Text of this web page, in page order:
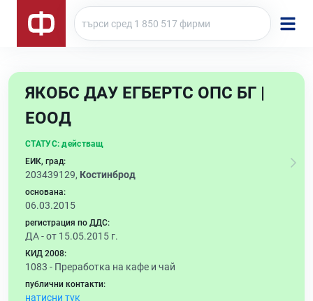
ЯКОБС ДАУ ЕГБЕРТС ОПС БГ |
ЕООД
СТАТУС: действащ
ЕИК, град:
203439129, Костинброд
основана:
06.03.2015
регистрация по ДДС:
ДА - от 15.05.2015 г.
КИД 2008:
1083 - Преработка на кафе и чай
публични контакти:
натисни тук